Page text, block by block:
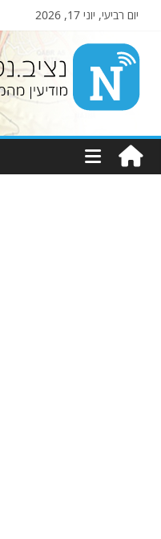
יום רביעי, יוני 17, 2026
Nziv.net
מודיעין
מהמקורות